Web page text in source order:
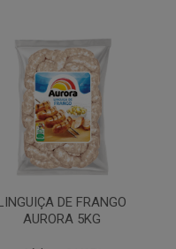
QUEIJO MUSSARELA
FATIADO PAKAN 200G